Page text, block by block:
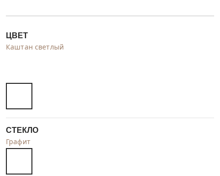
ЦВЕТ
Каштан светлый
СТЕКЛО
Графит